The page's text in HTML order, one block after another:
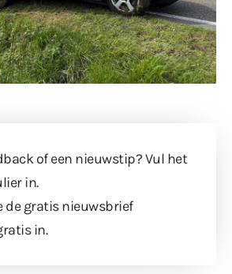
of een nieuwstip? Vul het
in.
de gratis nieuwsbrief
in.